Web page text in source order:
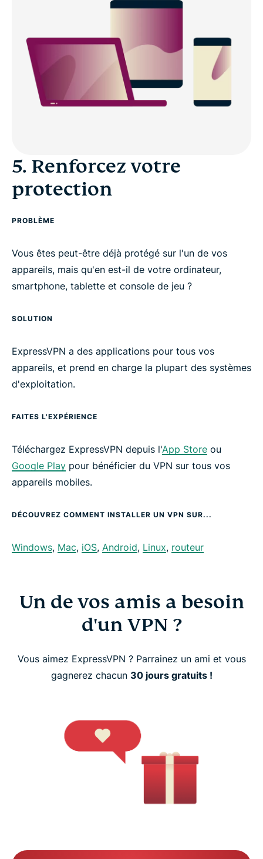
5. Renforcez votre
protection
PROBLÈME
Vous êtes peut-être déjà protégé sur l'un de vos
appareils, mais qu'en est-il de votre ordinateur,
smartphone, tablette et console de jeu ?
SOLUTION
ExpressVPN a des applications pour tous vos
appareils, et prend en charge la plupart des systèmes
d'exploitation.
FAITES L'EXPÉRIENCE
Téléchargez ExpressVPN depuis l'App Store ou
Google Play pour bénéficier du VPN sur tous vos
appareils mobiles.
DÉCOUVREZ COMMENT INSTALLER UN VPN SUR...
Windows, Mac, iOS, Android, Linux, routeur
Un de vos amis a besoin
d'un VPN ?
Vous aimez ExpressVPN ? Parrainez un ami et vous
gagnerez chacun 30 jours gratuits !